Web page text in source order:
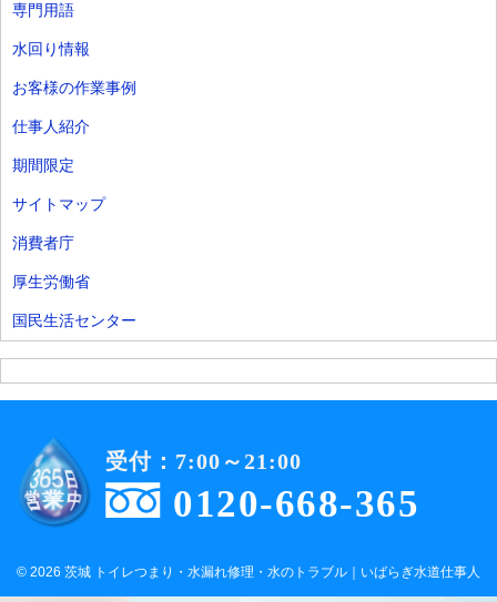
専門用語
水回り情報
お客様の作業事例
仕事人紹介
期間限定
サイトマップ
消費者庁
厚生労働省
国民生活センター
0120-668-365
受付：7:00～21:00
© 2026 茨城 トイレつまり・水漏れ修理・水のトラブル｜いばらぎ水道仕事人